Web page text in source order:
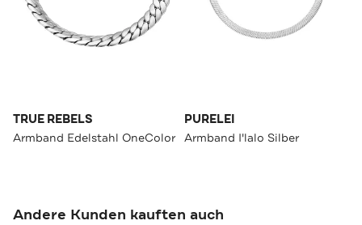
TRUE REBELS
Armband Edelstahl OneColor
PURELEI
Armband I'lalo Silber
Andere Kunden kauften auch